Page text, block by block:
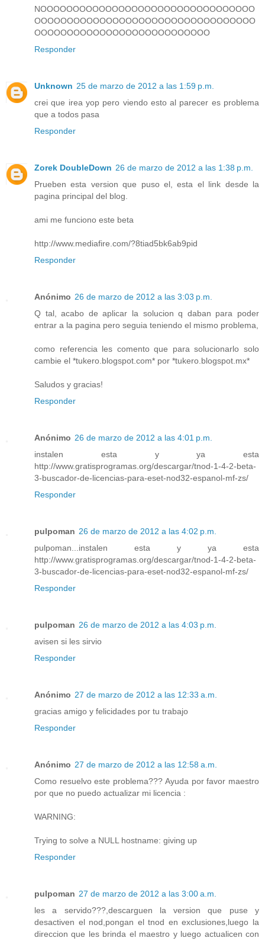
NOOOOOOOOOOOOOOOOOOOOOOOOOOOOOOOOO
OOOOOOOOOOOOOOOOOOOOOOOOOOOOOOOOOO
OOOOOOOOOOOOOOOOOOOOOOOOOOO
Responder
Unknown 25 de marzo de 2012 a las 1:59 p.m.
crei que irea yop pero viendo esto al parecer es problema
que a todos pasa
Responder
Zorek DoubleDown 26 de marzo de 2012 a las 1:38 p.m.
Prueben esta version que puso el, esta el link desde la
pagina principal del blog.
ami me funciono este beta
http://www.mediafire.com/?8tiad5bk6ab9pid
Responder
Anónimo 26 de marzo de 2012 a las 3:03 p.m.
Q tal, acabo de aplicar la solucion q daban para poder
entrar a la pagina pero seguia teniendo el mismo problema,
como referencia les comento que para solucionarlo solo
cambie el *tukero.blogspot.com* por *tukero.blogspot.mx*
Saludos y gracias!
Responder
Anónimo 26 de marzo de 2012 a las 4:01 p.m.
instalen esta y ya esta
http://www.gratisprogramas.org/descargar/tnod-1-4-2-beta-
3-buscador-de-licencias-para-eset-nod32-espanol-mf-zs/
Responder
pulpoman 26 de marzo de 2012 a las 4:02 p.m.
pulpoman...instalen esta y ya esta
http://www.gratisprogramas.org/descargar/tnod-1-4-2-beta-
3-buscador-de-licencias-para-eset-nod32-espanol-mf-zs/
Responder
pulpoman 26 de marzo de 2012 a las 4:03 p.m.
avisen si les sirvio
Responder
Anónimo 27 de marzo de 2012 a las 12:33 a.m.
gracias amigo y felicidades por tu trabajo
Responder
Anónimo 27 de marzo de 2012 a las 12:58 a.m.
Como resuelvo este problema??? Ayuda por favor maestro
por que no puedo actualizar mi licencia :
WARNING:
Trying to solve a NULL hostname: giving up
Responder
pulpoman 27 de marzo de 2012 a las 3:00 a.m.
les a servido???,descarguen la version que puse y
desactiven el nod,pongan el tnod en exclusiones,luego la
direccion que les brinda el maestro y luego actualicen con